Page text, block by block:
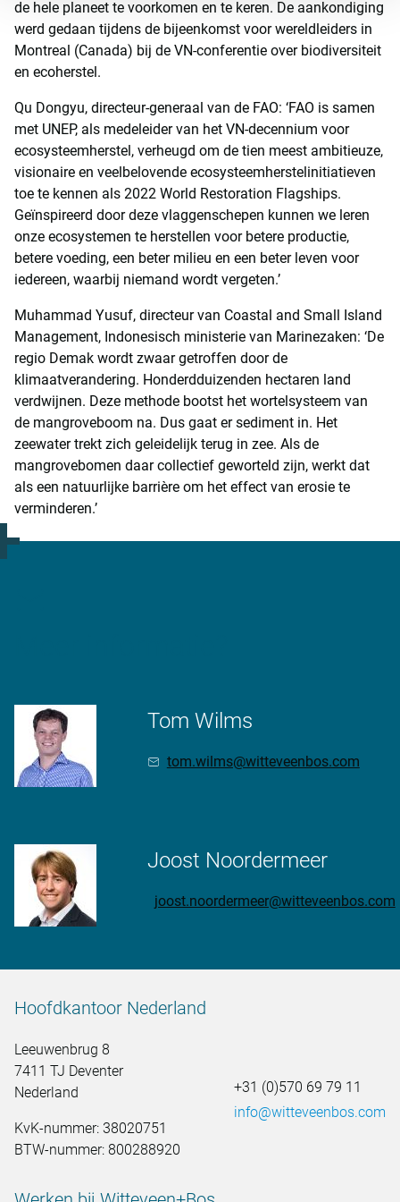
de hele planeet te voorkomen en te keren. De aankondiging
werd gedaan tijdens de bijeenkomst voor wereldleiders in
Montreal (Canada) bij de VN-conferentie over biodiversiteit
en ecoherstel.
Qu Dongyu, directeur-generaal van de FAO: ‘FAO is samen
met UNEP, als medeleider van het VN-decennium voor
ecosysteemherstel, verheugd om de tien meest ambitieuze,
visionaire en veelbelovende ecosysteemherstelinitiatieven
toe te kennen als 2022 World Restoration Flagships.
Geïnspireerd door deze vlaggenschepen kunnen we leren
onze ecosystemen te herstellen voor betere productie,
betere voeding, een beter milieu en een beter leven voor
iedereen, waarbij niemand wordt vergeten.’
Muhammad Yusuf, directeur van Coastal and Small Island
Management, Indonesisch ministerie van Marinezaken: ‘De
regio Demak wordt zwaar getroffen door de
klimaatverandering. Honderdduizenden hectaren land
verdwijnen. Deze methode bootst het wortelsysteem van
de mangroveboom na. Dus gaat er sediment in. Het
zeewater trekt zich geleidelijk terug in zee. Als de
mangrovebomen daar collectief geworteld zijn, werkt dat
als een natuurlijke barrière om het effect van erosie te
verminderen.’
Tom Wilms
tom.wilms@witteveenbos.com
Joost Noordermeer
joost.noordermeer@witteveenbos.com
Hoofdkantoor Nederland
Leeuwenbrug 8
7411 TJ Deventer
Nederland
KvK-nummer: 38020751
BTW-nummer: 800288920
+31 (0)570 69 79 11
info@witteveenbos.com